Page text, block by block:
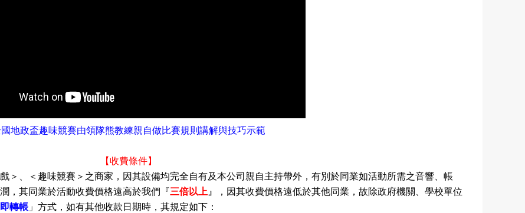
地政盃趣味競賽由領隊熊教練親自做比賽規則講解與技巧示範
【收費條件】
＞、＜趣味競賽＞之商家，因其設備均完全自有及本公司親自主持帶外，有別於同業如活動所需之音響、帳
，其同業於活動收費價格遠高於我們『三倍以上 』，因其收費價格遠低於其他同業，故除政府機關
、學校單位
轉帳 」方式，如有其他收款日期時，其規定如下：